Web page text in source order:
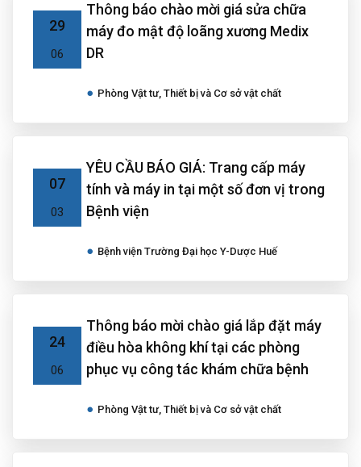
29
06
Thông báo chào mời giá sửa chữa
máy đo mật độ loãng xương Medix
DR
Phòng Vật tư, Thiết bị và Cơ sở vật chất
07
03
YÊU CẦU BÁO GIÁ: Trang cấp máy
tính và máy in tại một số đơn vị trong
Bệnh viện
Bệnh viện Trường Đại học Y-Dược Huế
24
06
Thông báo mời chào giá lắp đặt máy
điều hòa không khí tại các phòng
phục vụ công tác khám chữa bệnh
Phòng Vật tư, Thiết bị và Cơ sở vật chất